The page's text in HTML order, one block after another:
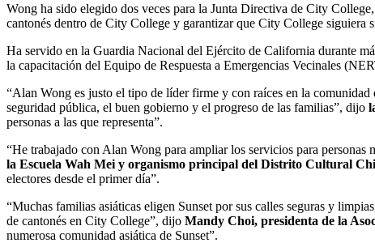
Wong ha sido elegido dos veces para la Junta Directiva de City
cantonés dentro de City College y garantizar que City College siguiera
Ha servido en la Guardia Nacional del Ejército de California durante
la capacitación del Equipo de Respuesta a Emergencias Vecinales
“Alan Wong es justo el tipo de líder firme y con raíces en la
seguridad pública, el buen gobierno y el progreso de las familias”, dijo
personas a las que representa”.
“He trabajado con Alan Wong para ampliar los servicios para
la Escuela Wah Mei y organismo principal del Distrito Cultural
electores desde el primer día”.
“Muchas familias asiáticas eligen Sunset por sus calles seguras y
de cantonés en City College”, dijo Mandy Choi, presidenta de la
numerosa comunidad asiática de Sunset”.